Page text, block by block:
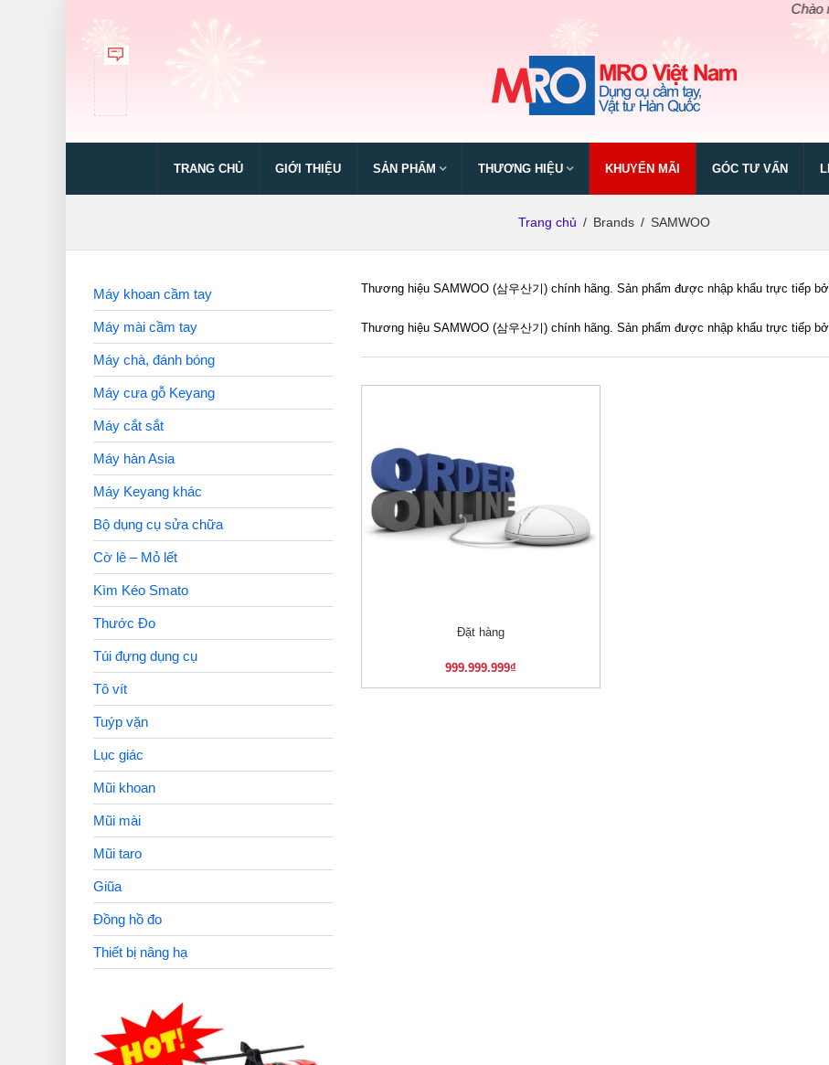
Chào
TRANG CHỦ GIỚI THIỆU SẢN PHẨM THƯƠNG HIỆU KHUYẾN MÃI GÓC TƯ VẤN
Trang chủ / Brands / SAMWOO
Thương hiệu SAMWOO (삼우산기) chính hãng. Sản phẩm được nhập khẩu trực tiếp
Thương hiệu SAMWOO (삼우산기) chính hãng. Sản phẩm được nhập khẩu trực tiếp
XEM NHANH
Đặt hàng
999.999.999₫
Máy khoan cầm tay
Máy mài cầm tay
Máy chà, đánh bóng
Máy cưa gỗ Keyang
Máy cắt sắt
Máy hàn Asia
Máy Keyang khác
Bộ dụng cụ sửa chữa
Cờ lê – Mỏ lết
Kìm Kéo Smato
Thước Đo
Túi đựng dụng cụ
Tô vít
Tuýp vặn
Lục giác
Mũi khoan
Mũi mài
Mũi taro
Giũa
Đồng hồ đo
Thiết bị nâng hạ